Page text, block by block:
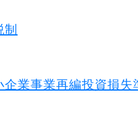
業事業再編投資損失